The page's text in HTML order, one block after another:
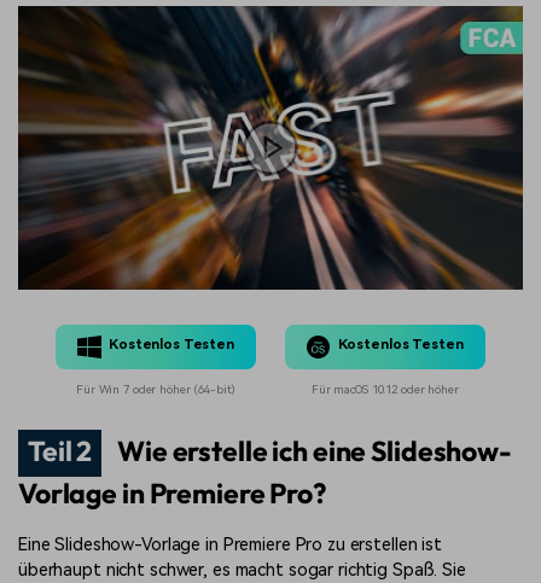
Kostenlos Testen
Für Win 7 oder höher (64-bit)
Kostenlos Testen
Für macOS 10.12 oder höher
Teil 2
Wie erstelle ich eine Slideshow-
Vorlage in Premiere Pro?
Eine Slideshow-Vorlage in Premiere Pro zu erstellen ist
überhaupt nicht schwer, es macht sogar richtig Spaß. Sie